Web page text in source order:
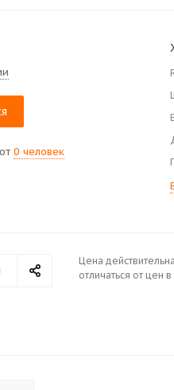
0 человек
Цена
отличаться от цен